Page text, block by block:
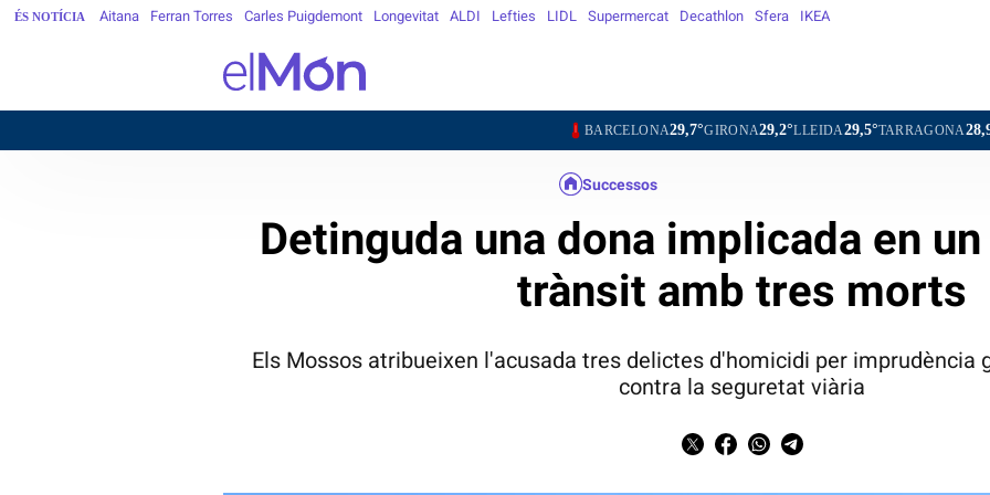
ÉS NOTÍCIA Aitana Ferran Torres Carles Puigdemont Longevitat ALDI Lefties LIDL Supermercat Decathlon Sfera IKEA
29,7°GIRONA29,2°LLEIDA29,5°TARRAGONA28,9°TORTOSA
Successos
Detinguda una dona implicada en
trànsit amb tres morts
Els Mossos atribueixen l'acusada tres delictes d'homicidi per imprudència
contra la seguretat viària